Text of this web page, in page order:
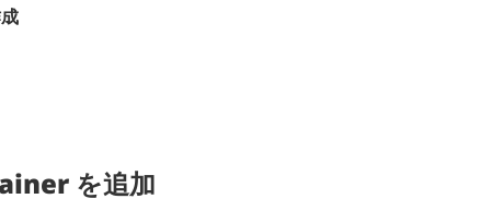
を追加